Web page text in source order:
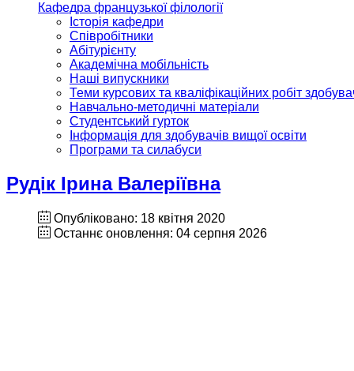
Кафедра французької філології
Історія кафедри
Співробітники
Абітурієнту
Академічна мобільність
Наші випускники
Теми курсових та кваліфікаційних робіт
Навчально-методичні матеріали
Студентський гурток
Інформація для здобувачів вищої освіти
Програми та силабуси
Рудік Ірина Валеріївна
Опубліковано: 18 квітня 2020
Останнє оновлення: 04 серпня 2026